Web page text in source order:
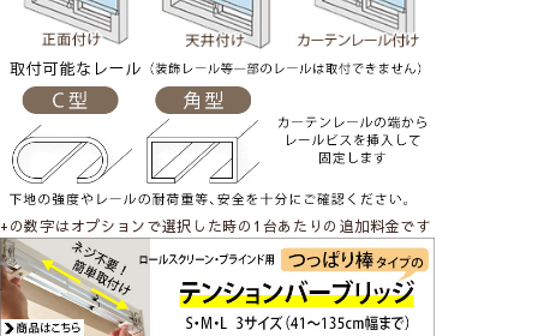
スウェディッシュデザインからインスピレーショ
ンを受けて生み出されたデザインが魅力。素材は
全て高品質のOekotexコットンを使用していま
す。
Ydesignの商品をすべて見る
◆ ロールスクリーンについて ◆
+の数字はオプションで選択した時の1台あたりの追加料金です